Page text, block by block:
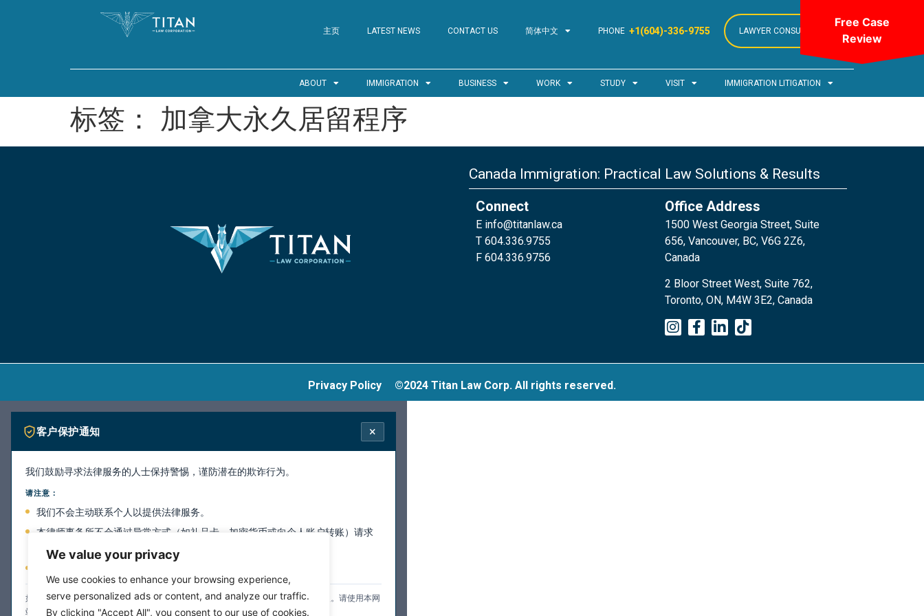
We value your privacy
We use cookies to enhance your browsing experience,
serve personalized ads or content, and analyze our traffic.
By clicking "Accept All", you consent to our use of cookies.
主页 LATEST NEWS CONTACT US 简体中文 PHONE +1(604)-336-9755 LAWYER CONSULTATION
ABOUT IMMIGRATION BUSINESS WORK STUDY VISIT IMMIGRATION LITIGATION
标签： 加拿大永久居留程序
Canada Immigration: Practical Law Solutions & Results
Connect
E info@titanlaw.ca
T 604.336.9755
F 604.336.9756
Office Address
1500 West Georgia Street, Suite
656, Vancouver, BC, V6G 2Z6,
Canada
2 Bloor Street West, Suite 762,
Toronto, ON, M4W 3E2, Canada
Privacy Policy ©2024 Titan Law Corp. All rights reserved.
客户保护通知 ×
我们鼓励寻求法律服务的人士保持警惕，谨防潜在的欺诈行为。
请注意：
我们不会主动联系个人以提供法律服务。
本律师事务所不会通过异常方式（如礼品卡、加密货币或向个人账户转账）请求
付款。
如果您收到任何看似来自本所的通讯，且对其真实性存疑，请勿提供个人信息或汇款。请使用本网
站上的联系信息直接与我们联系以进行核实。
Free Case
Review